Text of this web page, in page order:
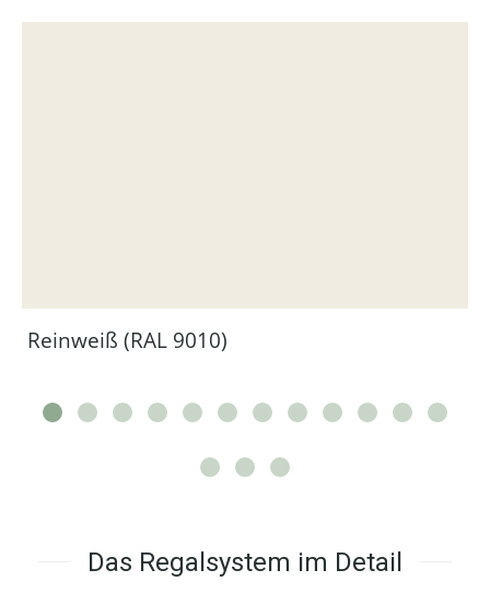
Reinweiß (RAL 9010)
Das Regalsystem im Detail